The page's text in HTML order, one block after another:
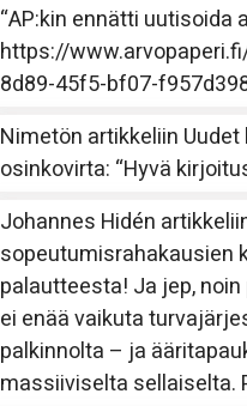
“AP:kin ennätti uutisoida
https://
8d89-45f5-bf07-
Nimetön artikkeliin
osinkovirta: “Hyvä
Johannes Hidén
sopeutumisrahakausien
palautteesta! Ja jep,
ei enää vaikuta
palkinnolta – ja
massiiviselta sellaiselta.